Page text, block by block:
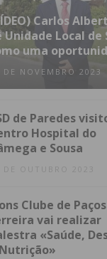
Carlos
Unidade Local de
uma
DE NOVEMBRO 2023
de Paredes
Hospital do
e Sousa
DE OUTUBRO 2023
Clube de
vai realizar
«Saúde,